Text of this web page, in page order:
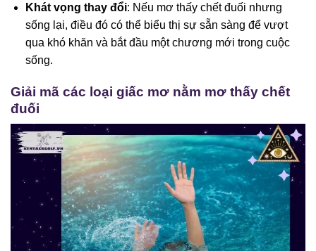
Khát vọng thay đổi: Nếu mơ thấy chết đuối nhưng
sống lại, điều đó có thể biểu thị sự sẵn sàng để vượt
qua khó khăn và bắt đầu một chương mới trong cuộc
sống.
Giải mã các loại giấc mơ nằm mơ thấy chết
đuối